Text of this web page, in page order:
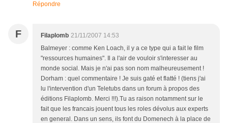
Répondre
F Filaplomb 21/11/2007 14:53
Balmeyer : comme Ken Loach, il y a ce type qui a fait le film
"ressources humaines". Il a l'air de vouloir s'interesser au
monde social. Mais je n'ai pas son nom malheureusement !
Dorham : quel commentaire ! Je suis gaté et flatté ! (tiens j'ai
lu l'intervention d'un Teletubs dans un forum à propos des
éditions Filaplomb. Merci !!!).Tu as raison notamment sur le
fait que les francais jouent tous les roles dévolus aux experts
en general. Dans un sens, ils font du Domenech à la place de